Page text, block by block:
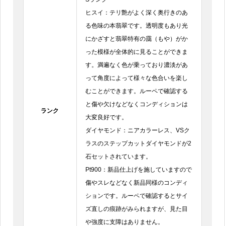
ランク
ヒスイ：テリ艶がよく深く奥行きのあ
る色味の本翡翠です。透明度もあり光
にかざすと翡翠特有の靄（もや）がか
った模様が全体的に見ることができま
す。満遍なく色が乗っており濃淡があ
って角度によって様々な色合いを楽し
むことができます。ルーペで確認する
と傷や欠けなどなくコンディションは
大変良好です。
ダイヤモンド：ニアカラーレス、VSク
ラスのステップカットダイヤモンドが2
石セットされています。
Pt900：新品仕上げを施していますので
傷やスレなどなく新品同様のコンディ
ションです。ルーペで確認するとサイ
ズ直しの痕跡がみられますが、見た目
や強度に支障はありません。